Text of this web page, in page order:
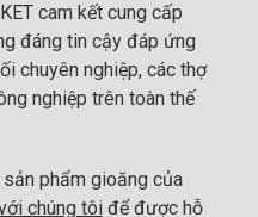
cam kết cung cấp
đáng tin cậy đáp ứng
chuyên nghiệp, các thợ
nghiệp trên toàn thế
sản phẩm gioăng của
chúng tôiđể được hỗ